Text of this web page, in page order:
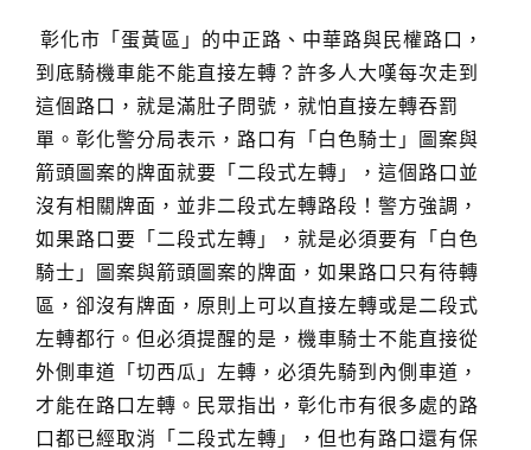
彰化市「蛋黃區」的中正路、中華路與民權路口，
到底騎機車能不能直接左轉？許多人大嘆每次走到
這個路口，就是滿肚子問號，就怕直接左轉吞罰
單。彰化警分局表示，路口有「白色騎士」圖案與
箭頭圖案的牌面就要「二段式左轉」，這個路口並
沒有相關牌面，並非二段式左轉路段！ 警方強調，
如果路口要「二段式左轉」，就是必須要有「白色
騎士」圖案與箭頭圖案的牌面，如果路口只有待轉
區，卻沒有牌面，原則上可以直接左轉或是二段式
左轉都行。但必須提醒的是，機車騎士不能直接從
外側車道「切西瓜」左轉，必須先騎到內側車道，
才能在路口左轉。 民眾指出，彰化市有很多處的路
口都已經取消「二段式左轉」，但也有路口還有保